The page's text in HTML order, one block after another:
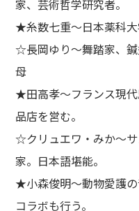
家、芸術哲学研究者。
★糸数七重～日本薬科
☆長岡ゆり～舞踏家、
母
★田高孝～フランス現
品店を営む。
☆クリュエワ・みか～
家。日本語堪能。
★小森俊明～動物愛護
コラボも行う。